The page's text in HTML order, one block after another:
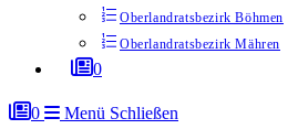
Oberlandratsbezirk Böhmen
Oberlandratsbezirk Mähren
0
0 Menü Schließen